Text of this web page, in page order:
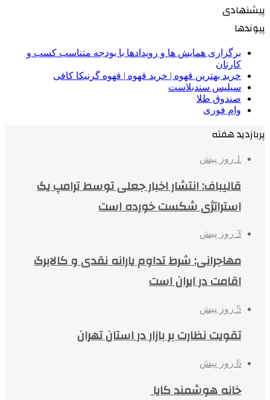
پیشنهادی
پیوندها
برگزاری همایش ها و رویدادها با بودجه متناسب کسب و
کارتان
خرید بهترین قهوه | خرید قهوه | قهوه گرنیکا کافی
سیلیس سندبلاست
صندوق طلا
وام فوری
پربازدید هفته
1 روز پیش
قالیباف: انتشار اخبار جعلی توسط ترامپ یک
استراتژی شکست خورده است
3 روز پیش
مهاجرانی: شرط تداوم یارانه نقدی و کالابرگ
اقامت در ایران است
5 روز پیش
تقویت نظارت بر بازار در استان تهران
6 روز پیش
خانه هوشمند کایا